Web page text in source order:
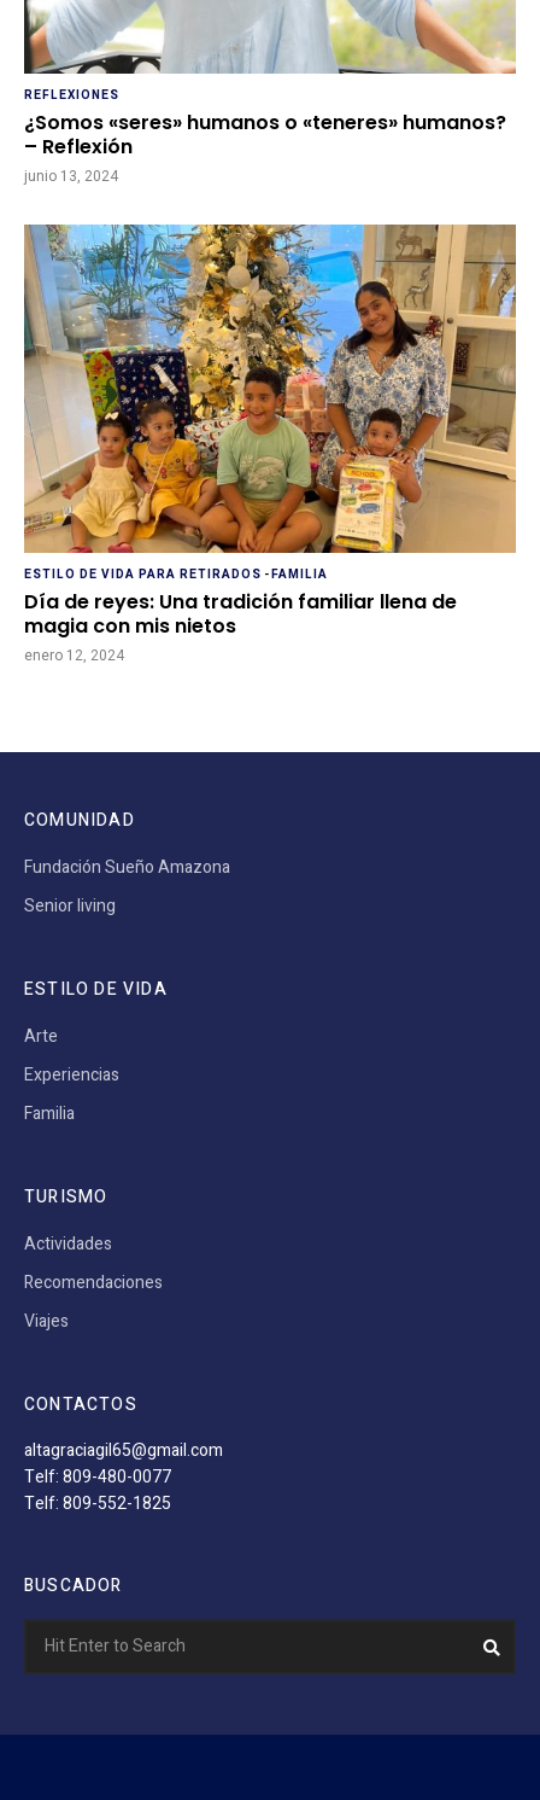
REFLEXIONES
¿Somos «seres» humanos o «teneres» humanos?
– Reflexión
junio 13, 2024
ESTILO DE VIDA PARA RETIRADOS -FAMILIA
Día de reyes: Una tradición familiar llena de
magia con mis nietos
enero 12, 2024
COMUNIDAD
Fundación Sueño Amazona
Senior living
ESTILO DE VIDA
Arte
Experiencias
Familia
TURISMO
Actividades
Recomendaciones
Viajes
CONTACTOS
altagraciagil65@gmail.com
Telf: 809-480-0077
Telf: 809-552-1825
BUSCADOR
for: